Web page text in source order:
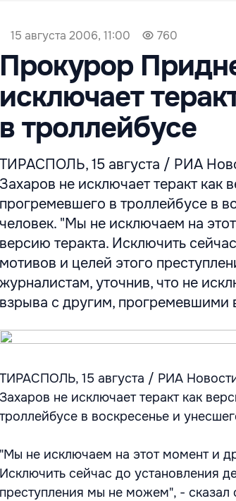
15 августа 2006, 11:00 760
Прокурор
исключает
в троллейбусе
ТИРАСПОЛЬ, 15 августа / РИА
Захаров не исключает теракт как
прогремевшего в троллейбусе в
человек. "Мы не исключаем на
версию теракта. Исключить
мотивов и целей этого
журналистам, уточнив, что не
взрыва с другим, прогремевшими
ТИРАСПОЛЬ, 15 августа / РИА
Захаров не исключает теракт как
троллейбусе в воскресенье и
"Мы не исключаем на этот момент и
Исключить сейчас до установления
преступления мы не можем", - сказал